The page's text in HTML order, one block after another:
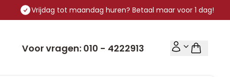
Vrijdag tot maandag huren? Betaal maar voor 1 dag!
Voor vragen: 010 - 4222913